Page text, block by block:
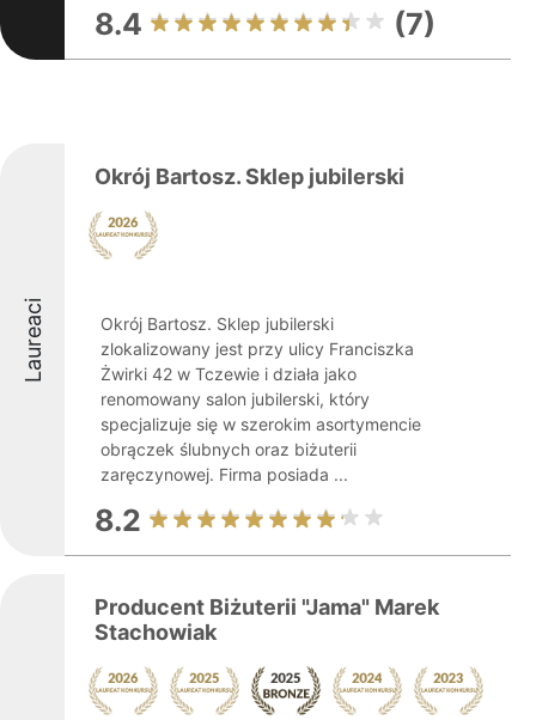
8.4 (7)
Laureaci
Okrój Bartosz. Sklep jubilerski
Okrój Bartosz. Sklep jubilerski
zlokalizowany jest przy ulicy Franciszka
Żwirki 42 w Tczewie i działa jako
renomowany salon jubilerski, który
specjalizuje się w szerokim asortymencie
obrączek ślubnych oraz biżuterii
zaręczynowej. Firma posiada ...
8.2
Producent Biżuterii "Jama" Marek
Stachowiak